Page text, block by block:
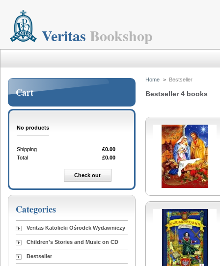
Veritas Bookshop
Cart
No products
Shipping
£0.00
Total
£0.00
Check out
Categories
Veritas Katolicki Ośrodek Wydawniczy
Children's Stories and Music on CD
Bestseller
Home > Bestseller
Bestseller4 books